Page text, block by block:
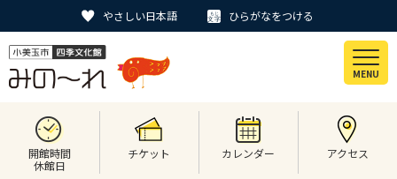
やさしい日本語 ひらがなをつける
MENU
開館時間
休館日
チケット カレンダー アクセス